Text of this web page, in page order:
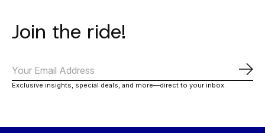
Join the ride!
Exclusive insights, special deals, and more—direct to your inbox.